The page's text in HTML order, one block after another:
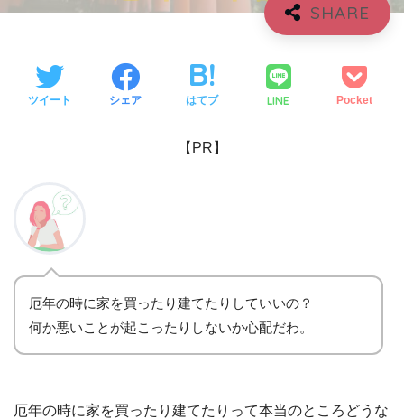
ツイート シェア はてブ LINE Pocket
【PR】
厄年の時に家を買ったり建てたりしていいの？
何か悪いことが起こったりしないか心配だわ。
厄年の時に家を買ったり建てたりって本当のところどうな